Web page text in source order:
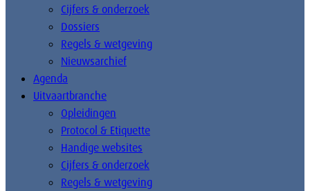
Cijfers & onderzoek
Dossiers
Regels & wetgeving
Nieuwsarchief
Agenda
Uitvaartbranche
Opleidingen
Protocol & Etiquette
Handige websites
Cijfers & onderzoek
Regels & wetgeving